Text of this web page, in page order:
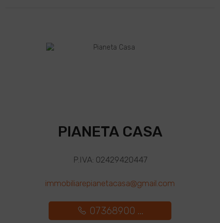
PIANETA CASA
P.IVA: 02429420447
immobiliarepianetacasa@gmail.com
07368900 ...